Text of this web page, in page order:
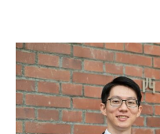
報
、
生